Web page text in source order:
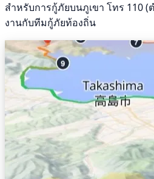
สำหรับการกู้ภัยบนภูเขา โทร 110 (
งานกับทีมกู้ภัยท้องถิ่น